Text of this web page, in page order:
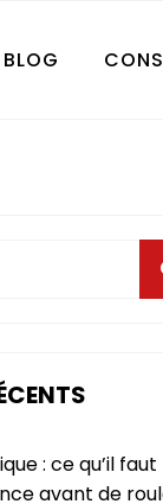
BLOG
: ce qu’il faut
avant de